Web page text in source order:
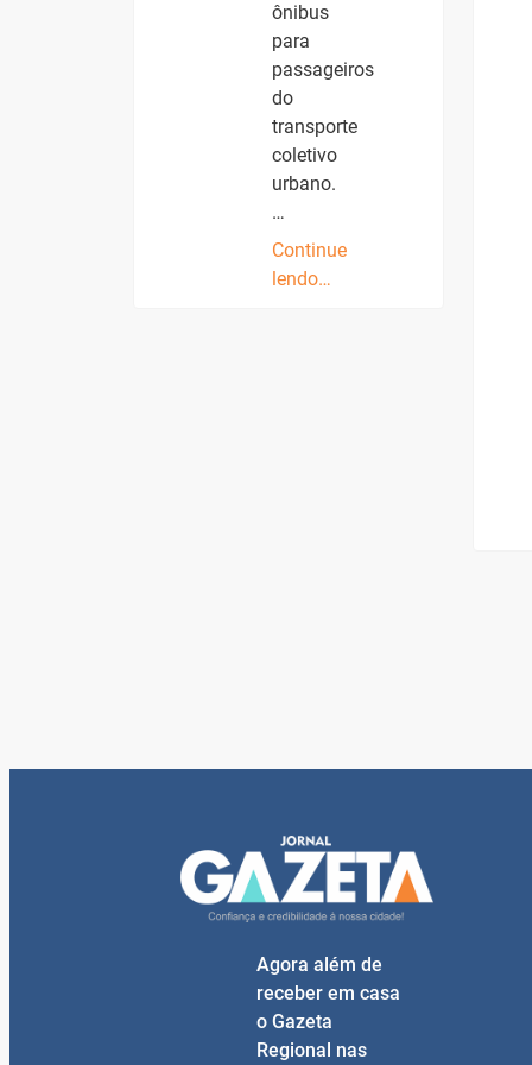
ônibus
para
passageiros
do
transporte
coletivo
urbano.
…
Continue
lendo…
Agora além de
receber em casa
o Gazeta
Regional nas